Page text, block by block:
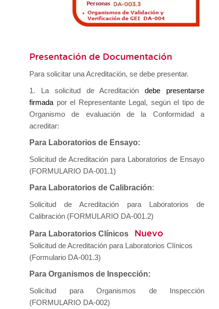
Presentación de Documentación
Para solicitar una Acreditación, se debe presentar.
1. La solicitud de Acreditacióndebe presentarse
firmada por el Representante Legal, según el tipo de
Organismo de evaluación de la Conformidad a
acreditar:
Para Laboratorios de Ensayo:
Solicitud de Acreditación para Laboratorios de Ensayo
(FORMULARIO DA-001.1)
Para Laboratorios de Calibración:
Solicitud de Acreditación para Laboratorios de
Calibración (FORMULARIO DA-001.2)
Para Laboratorios Clínicos Nuevo
Solicitud de Acreditación para Laboratorios Clínicos
(Formulario DA-001.3)
Para Organismos de Inspección:
Solicitud para Organismos de Inspección
(FORMULARIO DA-002)